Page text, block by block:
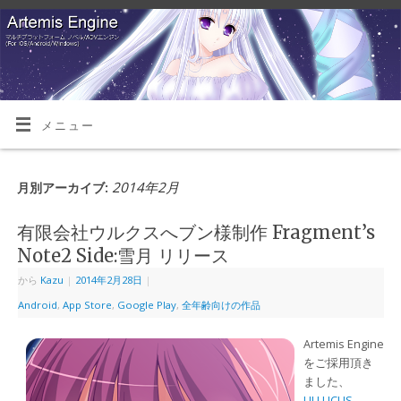
メニュー
月別アーカイブ: 2014年2月
有限会社ウルクスへブン様制作 Fragment’s
Note2 Side:雪月 リリース
から Kazu | 2014年2月28日 |
Android, App Store, Google Play, 全年齢向けの作品
Artemis Engine
をご採用頂き
ました、